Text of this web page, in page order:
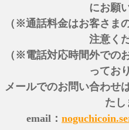
にお願
（※通話料金はお客さま
注意く
（※電話対応時間外での
ってお
メールでのお問い合わせ
たし
email：